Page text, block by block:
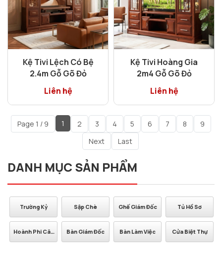
Kệ Tivi Lệch Có Bệ
2.4m Gỗ Gõ Đỏ
Liên hệ
Kệ Tivi Hoàng Gia
2m4 Gỗ Gõ Đỏ
Liên hệ
Page 1 / 9 1 2 3 4 5 6 7 8
9
Next
Last
DANH MỤC SẢN PHẨM
Trường Kỷ
Hoành Phi Câu
Sập Chè
Bàn Giám Đốc
Ghế Giám Đốc
Bàn Làm Việc
Tủ Hồ Sơ
Cửa Biệt Thự